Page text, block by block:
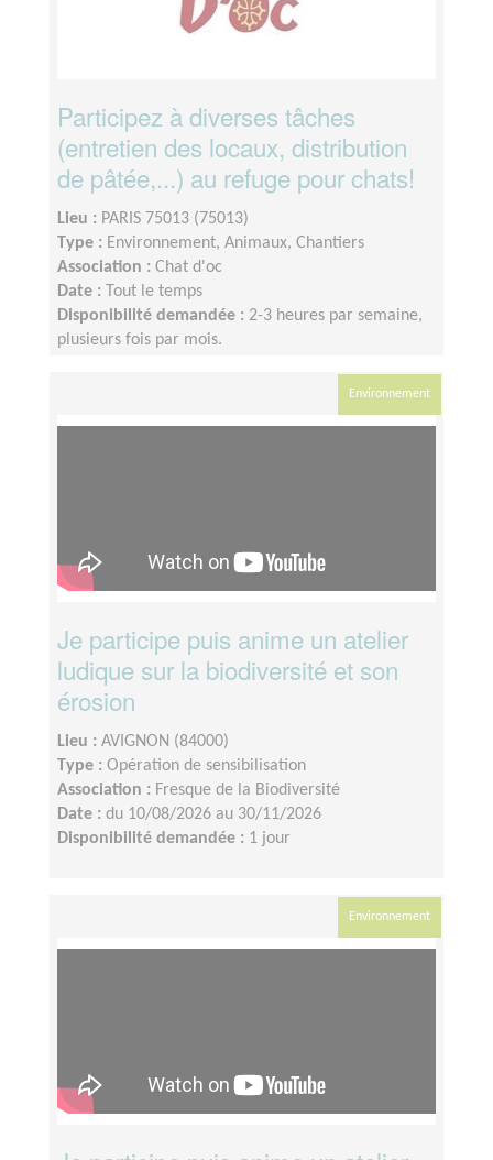
Participez à diverses tâches
(entretien des locaux, distribution
de pâtée,...) au refuge pour chats!
Lieu : PARIS 75013 (75013)
Type : Environnement, Animaux, Chantiers
Association : Chat d'oc
Date :
Tout le temps
Disponibilité demandée : 2-3 heures par semaine,
plusieurs fois par mois.
Environnement
Je participe puis anime un atelier
ludique sur la biodiversité et son
érosion
Lieu : AVIGNON (84000)
Type : Opération de sensibilisation
Association : Fresque de la Biodiversité
Date : du 10/08/2026 au 30/11/2026
Disponibilité demandée : 1 jour
Environnement